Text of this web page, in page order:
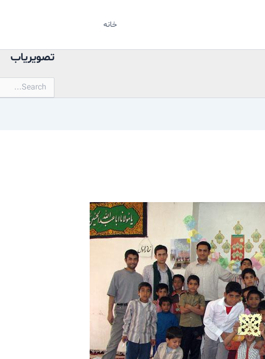
خانه
تصویریاب
جستجو
برای: